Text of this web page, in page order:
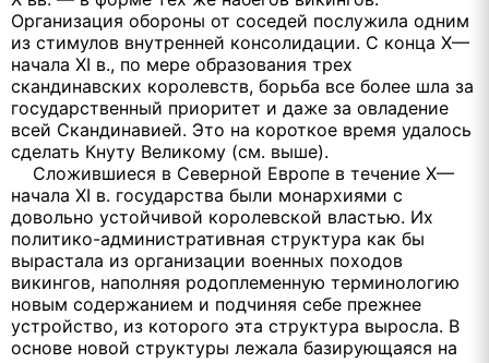
Организация обороны от соседей послужила одним
из стимулов внутренней консолидации. С конца Х—
начала XI в., по мере образования трех
скандинавских королевств, борьба все более шла за
государственный приоритет и даже за овладение
всей Скандинавией. Это на короткое время удалось
сделать Кнуту Великому (см. выше).
Сложившиеся в Северной Европе в течение X—
начала XI в. государства были монархиями с
довольно устойчивой королевской властью. Их
политико-административная структура как бы
вырастала из организации военных походов
викингов, наполняя родоплеменную терминологию
новым содержанием и подчиняя себе прежнее
устройство, из которого эта структура выросла. В
основе новой структуры лежала базирующаяся на